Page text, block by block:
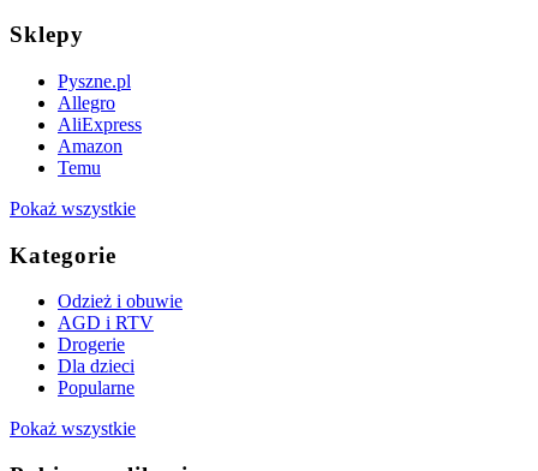
Sklepy
Pyszne.pl
Allegro
AliExpress
Amazon
Temu
Pokaż wszystkie
Kategorie
Odzież i obuwie
AGD i RTV
Drogerie
Dla dzieci
Popularne
Pokaż wszystkie